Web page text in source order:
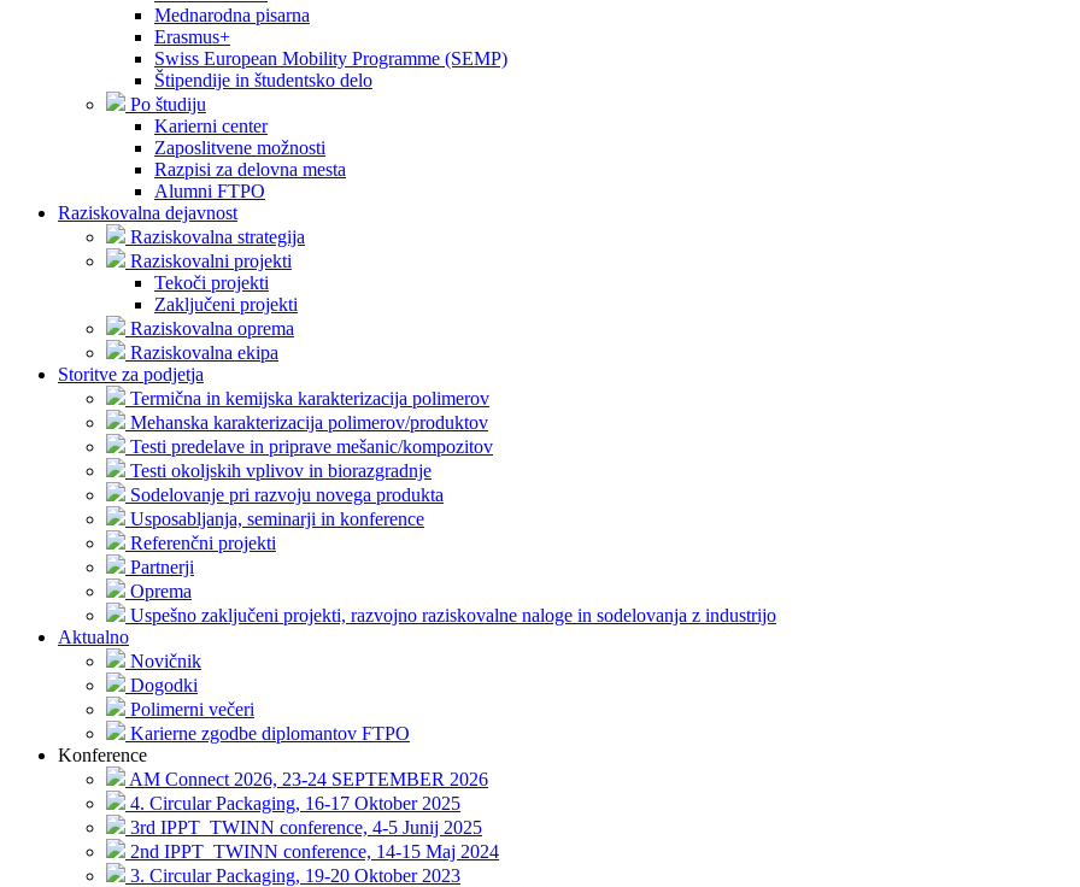
Mednarodna pisarna
Erasmus+
Swiss European Mobility Programme (SEMP)
Štipendije in študentsko delo
Po študiju
Karierni center
Zaposlitvene možnosti
Razpisi za delovna mesta
Alumni FTPO
Raziskovalna dejavnost
Raziskovalna strategija
Raziskovalni projekti
Tekoči projekti
Zaključeni projekti
Raziskovalna oprema
Raziskovalna ekipa
Storitve za podjetja
Termična in kemijska karakterizacija polimerov
Mehanska karakterizacija polimerov/produktov
Testi predelave in priprave mešanic/kompozitov
Testi okoljskih vplivov in biorazgradnje
Sodelovanje pri razvoju novega produkta
Usposabljanja, seminarji in konference
Referenčni projekti
Partnerji
Oprema
Uspešno zaključeni projekti, razvojno raziskovalne naloge in sodelovanja z industrijo
Aktualno
Novičnik
Dogodki
Polimerni večeri
Karierne zgodbe diplomantov FTPO
Konference
AM Connect 2026, 23-24 SEPTEMBER 2026
4. Circular Packaging, 16-17 Oktober 2025
3rd IPPT_TWINN conference, 4-5 Junij 2025
2nd IPPT_TWINN conference, 14-15 Maj 2024
3. Circular Packaging, 19-20 Oktober 2023